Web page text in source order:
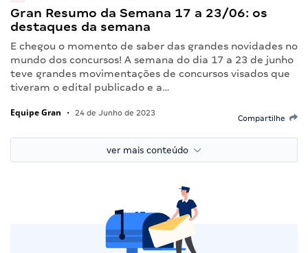
Gran Resumo da Semana 17 a 23/06: os
destaques da semana
E chegou o momento de saber das grandes novidades no
mundo dos concursos! A semana do dia 17 a 23 de junho
teve grandes movimentações de concursos visados que
tiveram o edital publicado e a…
Equipe Gran • 24 de Junho de 2023
Compartilhe
ver mais conteúdo